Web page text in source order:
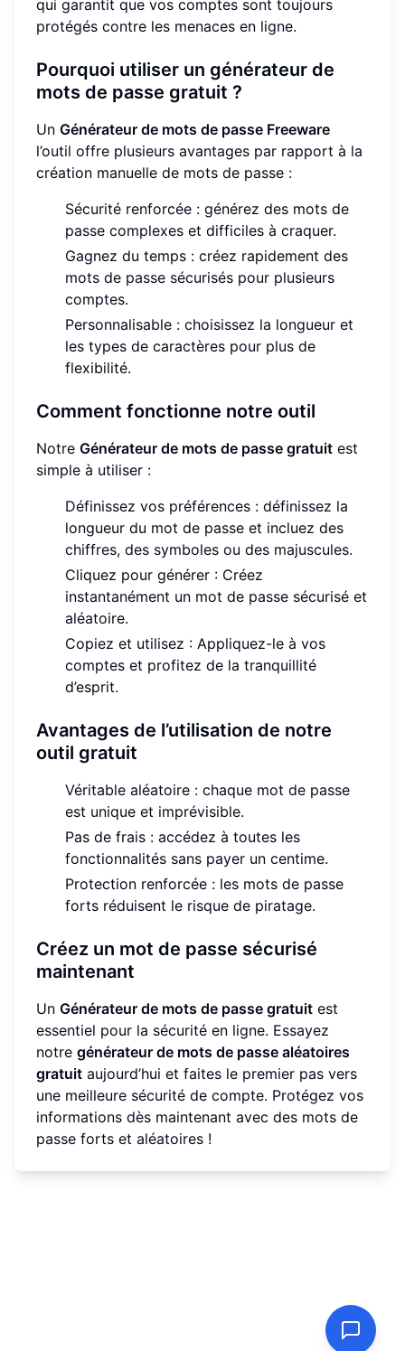
qui garantit que vos comptes sont toujours
protégés contre les menaces en ligne.
Pourquoi utiliser un générateur de
mots de passe gratuit ?
Un Générateur de mots de passe Freeware
l’outil offre plusieurs avantages par rapport à la
création manuelle de mots de passe :
Sécurité renforcée : générez des mots de
passe complexes et difficiles à craquer.
Gagnez du temps : créez rapidement des
mots de passe sécurisés pour plusieurs
comptes.
Personnalisable : choisissez la longueur et
les types de caractères pour plus de
flexibilité.
Comment fonctionne notre outil
Notre Générateur de mots de passe gratuit est
simple à utiliser :
Définissez vos préférences : définissez la
longueur du mot de passe et incluez des
chiffres, des symboles ou des majuscules.
Cliquez pour générer : Créez
instantanément un mot de passe sécurisé et
aléatoire.
Copiez et utilisez : Appliquez-le à vos
comptes et profitez de la tranquillité
d’esprit.
Avantages de l’utilisation de notre
outil gratuit
Véritable aléatoire : chaque mot de passe
est unique et imprévisible.
Pas de frais : accédez à toutes les
fonctionnalités sans payer un centime.
Protection renforcée : les mots de passe
forts réduisent le risque de piratage.
Créez un mot de passe sécurisé
maintenant
Un Générateur de mots de passe gratuit est
essentiel pour la sécurité en ligne. Essayez
notre générateur de mots de passe aléatoires
gratuit aujourd’hui et faites le premier pas vers
une meilleure sécurité de compte. Protégez vos
informations dès maintenant avec des mots de
passe forts et aléatoires !